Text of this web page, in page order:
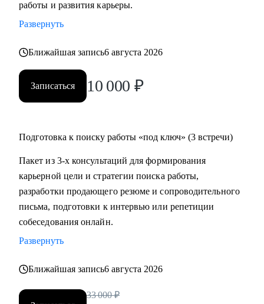
время на ее поиск, увеличить поток предложений, выйти
на новый уровень дохода.
Вашей карьерной цели.
• Провести аудит и составить убедительное резюме, чтобы
в Вас увидели серьезно настроенного и сильного
кандидата.
барьеры на пути к работе мечты.
преимущество перед другими кандидатами.
• Решить любую карьерную задачу (смена профессии,
грейда, перерывы в работе, выход из декрета, возраст 45+ и
др.)
Кому могу помочь:
• строительство, промышленность, производство
нефтегазовая отрасль;
работы и развития карьеры.
Развернуть
Ближайшая запись6 августа 2026
Записаться 10 000 ₽
Подготовка к поиску работы «под ключ» (3 встречи)
Пакет из 3-х консультаций для формирования
карьерной цели и стратегии поиска работы,
разработки продающего резюме и сопроводительного
письма, подготовки к интервью или репетиции
собеседования онлайн.
Развернуть
Ближайшая запись6 августа 2026
33 000 ₽